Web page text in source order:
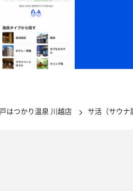
はつかり温泉 川越店 サ活（サウナ